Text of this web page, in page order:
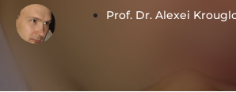
Prof. Dr. Alexei